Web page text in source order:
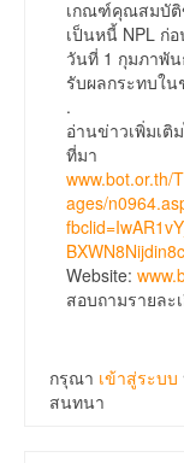
เกณฑ์คุณสมบัติ
เป็นหนี้ NPL ก่
วันที่ 1 กุมภาพั
รับผลกระทบใน
.
อ่านข่าวเพิ่มเติ
ที่มา
www.bot.or.th/
ages/
Website:
สอบถามรายละ
กรุณา เข้าสู่ระบบ
สนทนา